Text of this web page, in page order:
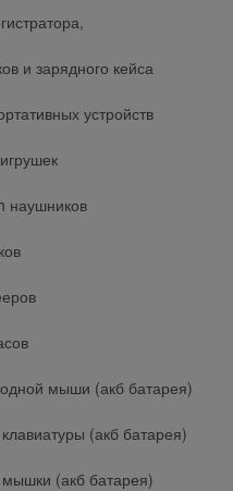
и зарядного кейса
устройств
наушников
мыши (акб батарея)
(акб батарея)
(акб батарея)